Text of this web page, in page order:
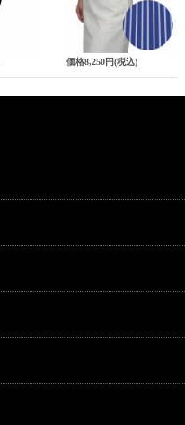
価格8,250円(税込)